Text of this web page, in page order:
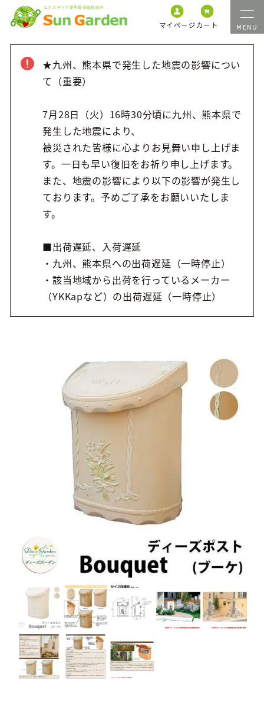
マイページカート
★九州、熊本県で発生した地震の影響につい
て（重要）
7月28日（火）16時30分頃に九州、熊本県で
発生した地震により、
被災された皆様に心よりお見舞い申し上げま
す。一日も早い復旧をお祈り申し上げます。
また、地震の影響により以下の影響が発生し
ております。予めご了承をお願いいたしま
す。
■出荷遅延、入荷遅延
・九州、熊本県への出荷遅延（一時停止）
・該当地域から出荷を行っているメーカー
（YKKapなど）の出荷遅延（一時停止）